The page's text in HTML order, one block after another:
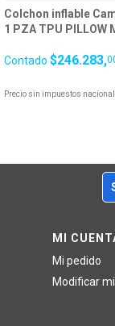
Colchon inflable
1 PZA TPU PILLOW
Contado $246.283,
Precio sin impuestos
MI
Mi pedido
Modificar